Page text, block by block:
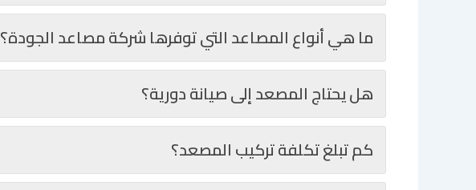
ما هي أنواع المصاعد التي توفرها شركة مصاعد الجودة؟
هل يحتاج المصعد إلى صيانة دورية؟
كم تبلغ تكلفة تركيب المصعد؟